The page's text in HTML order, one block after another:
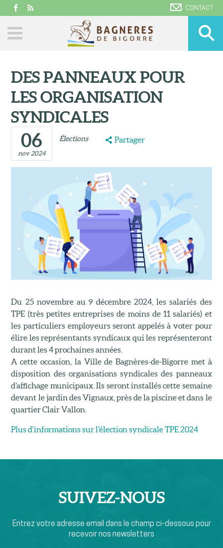
CONTACT
DES PANNEAUX POUR
LES ORGANISATION
SYNDICALES
06
nov 2024
Élections Partager
Du 25 novembre au 9 décembre 2024, les salariés des
TPE (très petites entreprises de moins de 11 salariés) et
les particuliers employeurs seront appelés à voter pour
élire les représentants syndicaux qui les représenteront
durant les 4 prochaines années.
A cette occasion, la Ville de Bagnères-de-Bigorre met à
disposition des organisations syndicales des panneaux
d’affichage municipaux. Ils seront installés cette semaine
devant le jardin des Vignaux, près de la piscine et dans le
quartier Clair Vallon.
Plus d'informations sur l'élection syndicale TPE 2024
SUIVEZ-NOUS
Entrez votre adresse email dans le champ ci-dessous pour
recevoir nos newsletters